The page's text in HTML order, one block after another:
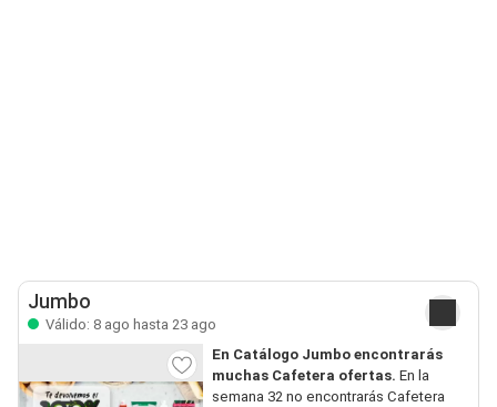
Jumbo
Válido: 8 ago hasta 23 ago
En Catálogo Jumbo encontrarás
muchas Cafetera ofertas. En la
semana 32 no encontrarás Cafetera